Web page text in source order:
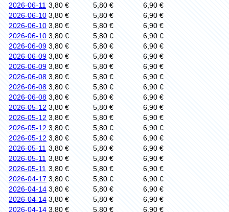
2026-06-11 3,80 € 5,80 €
6,90 €
2026-06-10 3,80 € 5,80 €
6,90 €
2026-06-10 3,80 € 5,80 €
6,90 €
2026-06-10 3,80 € 5,80 €
6,90 €
2026-06-09 3,80 € 5,80 €
6,90 €
2026-06-09 3,80 € 5,80 €
6,90 €
2026-06-09 3,80 € 5,80 €
6,90 €
2026-06-08 3,80 € 5,80 €
6,90 €
2026-06-08 3,80 € 5,80 €
6,90 €
2026-06-08 3,80 € 5,80 €
6,90 €
2026-05-12 3,80 € 5,80 €
6,90 €
2026-05-12 3,80 € 5,80 €
6,90 €
2026-05-12 3,80 € 5,80 €
6,90 €
2026-05-12 3,80 € 5,80 €
6,90 €
2026-05-11 3,80 € 5,80 €
6,90 €
2026-05-11 3,80 € 5,80 €
6,90 €
2026-05-11 3,80 € 5,80 €
6,90 €
2026-04-17 3,80 € 5,80 €
6,90 €
2026-04-14 3,80 € 5,80 €
6,90 €
2026-04-14 3,80 € 5,80 €
6,90 €
2026-04-14 3,80 € 5,80 € 6,90 €